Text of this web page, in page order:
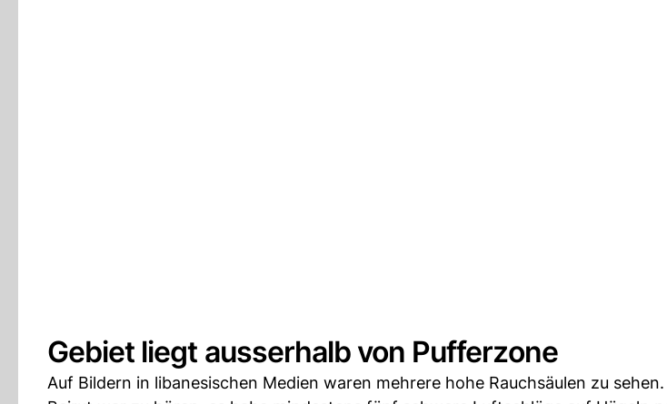
Gebiet liegt ausserhalb von Pufferzone
Auf Bildern in libanesischen Medien waren mehrere hohe Rauchsäulen zu